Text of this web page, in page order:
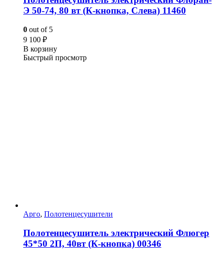
Э 50-74, 80 вт (К-кнопка, Слева) 11460
0 out of 5
9 100 ₽
В корзину
Быстрый просмотр
Арго, Полотенцесушители
Полотенцесушитель электрический Флюгер
45*50 2П, 40вт (К-кнопка) 00346